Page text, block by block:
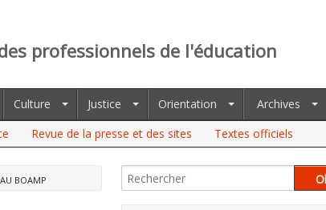
professionnels de l'éducation
Culture Justice Orientation
Archives
Revue de la presse et des sites Textes officiels
BOAMP